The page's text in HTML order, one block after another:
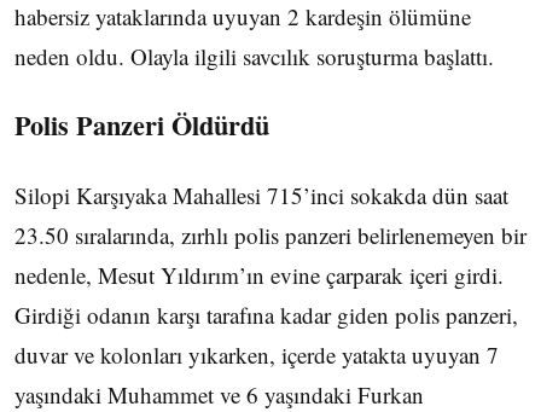
habersiz yataklarında uyuyan 2 kardeşin ölümüne
neden oldu. Olayla ilgili savcılık soruşturma başlattı.
Polis Panzeri Öldürdü
Silopi Karşıyaka Mahallesi 715’inci sokakda dün saat
23.50 sıralarında, zırhlı polis panzeri belirlenemeyen bir
nedenle, Mesut Yıldırım’ın evine çarparak içeri girdi.
Girdiği odanın karşı tarafına kadar giden polis panzeri,
duvar ve kolonları yıkarken, içerde yatakta uyuyan 7
yaşındaki Muhammet ve 6 yaşındaki Furkan